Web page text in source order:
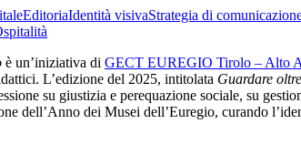
EditoriaIdentità visivaStrategia di
è un’iniziativa di GECT EUREGIO Tirolo – Alto
L’edizione del 2025, intitolata Guardare
su giustizia e perequazione sociale, su
dell’Anno dei Musei dell’Euregio, curando